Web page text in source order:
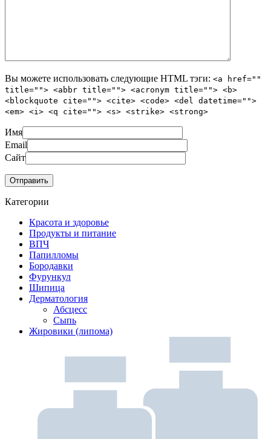
Вы можете использовать следующие HTML тэги: <a href=""
title=""> <abbr title=""> <acronym title=""> <b>
<blockquote cite=""> <cite> <code> <del datetime="">
<em> <i> <q cite=""> <s> <strike> <strong>
Имя
Email
Сайт
Категории
Красота и здоровье
Продукты и питание
ВПЧ
Папилломы
Бородавки
Фурункул
Шипица
Дерматология
Абсцесс
Сыпь
Жировики (липома)